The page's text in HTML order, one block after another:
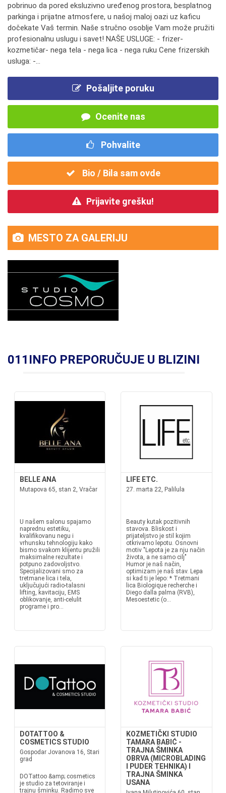
pobrinuo da pored eksluzivno uređenog prostora, besplatnog
parkinga i prijatne atmosfere, u našoj maloj oazi uz kaficu
dočekate Vaš termin. Naše stručno osoblje Vam može pružiti
profesionalnu uslugu i savet! NAŠE USLUGE: - frizer-
kozmetičar- nega tela - nega lica - nega ruku Cene frizerskih
usluga: -...
Pošaljite poruku
Ocenite nas
Pohvalite
Bio / Bila sam ovde
Prijavite grešku!
MESTO ZA GALERIJU
011INFO PREPORUČUJE U BLIZINI
BELLE ANA
Mutapova 65, stan 2, Vračar
U našem salonu spajamo
naprednu estetiku,
kvalifikovanu negu i
vrhunsku tehnologiju kako
bismo svakom klijentu pružili
maksimalne rezultate i
potpuno zadovoljstvo.
Specijalizovani smo za
tretmane lica i tela,
uključujući radio-talasni
lifting, kavitaciju, EMS
oblikovanje, anti-celulit
programe i pro...
LIFE ETC.
27. marta 22, Palilula
Beauty kutak pozitivnih
stavova. Bliskost i
prijateljstvo je stil kojim
otkrivamo lepotu. Osnovni
motiv "Lepota je za nju način
života, a ne samo cilj"
Humor je naš način,
optimizam je naš stav. Lepa
si kad ti je lepo: * Tretmani
lica Biologique recherche i
Diego dalla palma (RVB),
Mesoestetic (o...
DOTATTOO &
COSMETICS STUDIO
Gospodar Jovanova 16, Stari
grad
DOTattoo &amp; cosmetics
je studio za tetoviranje i
trajnu šminku. Radimo sve
KOZMETIČKI STUDIO
TAMARA BABIĆ -
TRAJNA ŠMINKA
OBRVA (MICROBLADING
I PUDER TEHNIKA) I
TRAJNA ŠMINKA
USANA